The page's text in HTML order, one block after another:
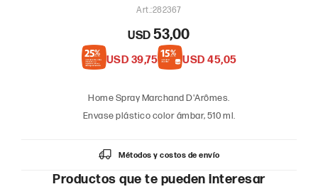
282367
USD 53,00
USD 39,75 USD 45,05
Home Spray Marchand D'Arômes.
Envase plástico color ámbar, 510 ml.
Métodos y costos de envío
Productos que te pueden interesar